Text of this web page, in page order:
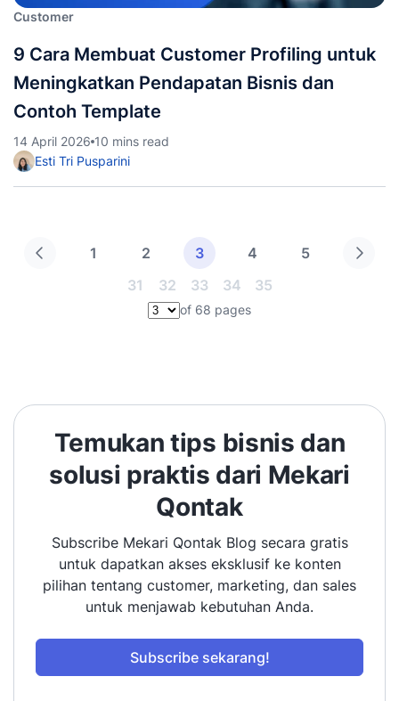
Customer
9 Cara Membuat Customer Profiling untuk
Meningkatkan Pendapatan Bisnis dan
Contoh Template
14 April 2026 10 mins read
Esti Tri Pusparini
1 2 3 4
5
31
32 33 34
35
Pilih halaman
of 68 pages
Temukan tips bisnis dan
solusi praktis dari Mekari
Qontak
Subscribe Mekari Qontak Blog secara gratis
untuk dapatkan akses eksklusif ke konten
pilihan tentang customer, marketing, dan sales
untuk menjawab kebutuhan Anda.
Subscribe sekarang!